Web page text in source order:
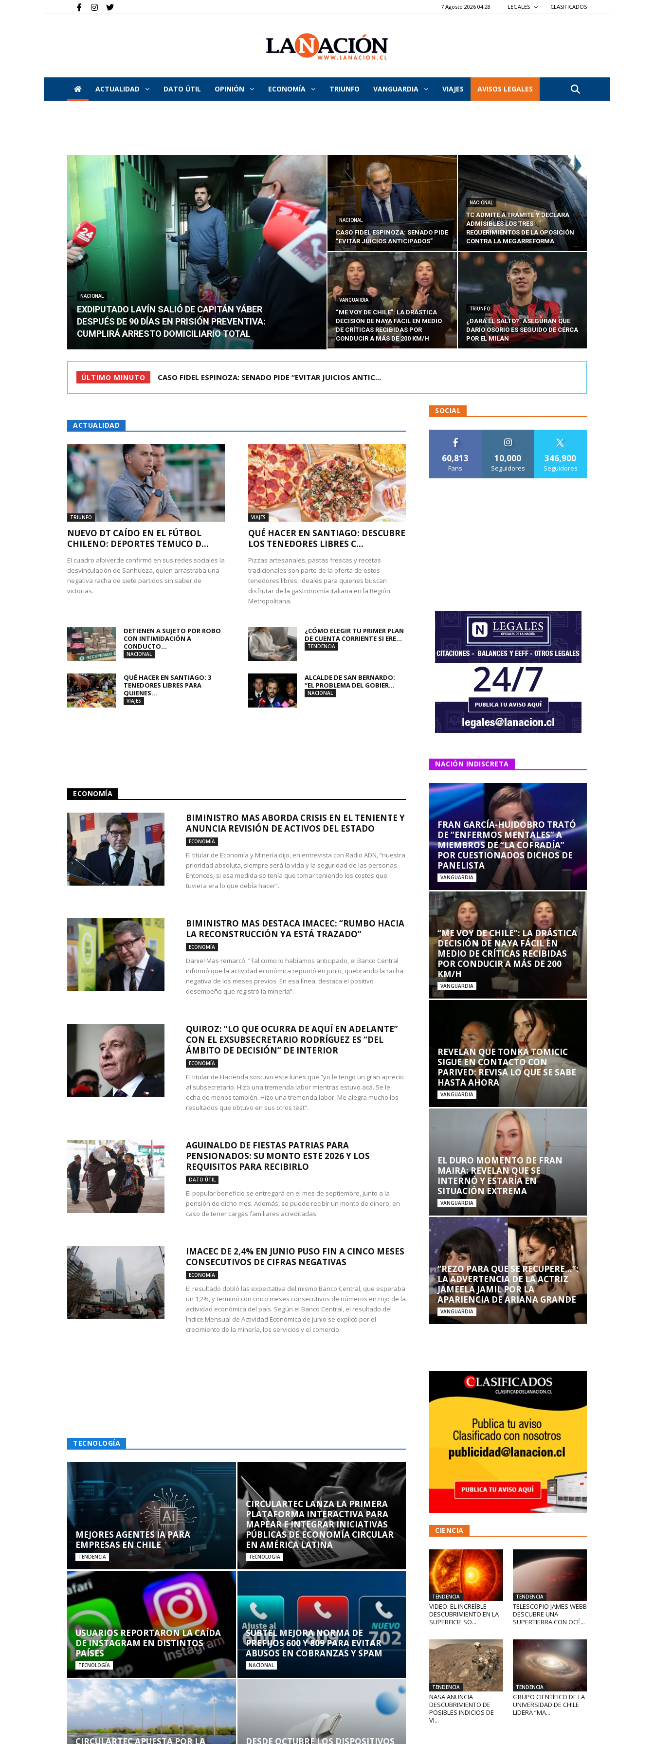
7 Agosto 2026 04:28 LEGALES CLASIFICADOS
La
Nación
ACTUALIDAD DATO ÚTIL OPINIÓN ECONOMÍA TRIUNFO VANGUARDIA VIAJES AVISOS LEGALES
NACIONAL
EXDIPUTADO LAVÍN SALIÓ DE CAPITÁN YÁBER
DESPUÉS DE 90 DÍAS EN PRISIÓN PREVENTIVA:
CUMPLIRÁ ARRESTO DOMICILIARIO TOTAL
NACIONAL
CASO FIDEL ESPINOZA: SENADO PIDE
“EVITAR JUICIOS ANTICIPADOS”
NACIONAL
TC ADMITE A TRÁMITE Y DECLARA
ADMISIBLES LOS TRES
REQUERIMIENTOS DE LA OPOSICIÓN
CONTRA LA MEGARREFORMA
VANGUARDIA
“ME VOY DE CHILE”: LA DRÁSTICA
DECISIÓN DE NAYA FÁCIL EN MEDIO
DE CRÍTICAS RECIBIDAS POR
CONDUCIR A MÁS DE 200 KM/H
TRIUNFO
¿DARÁ EL SALTO?: ASEGURAN QUE
DARÍO OSORIO ES SEGUIDO DE CERCA
POR EL MILAN
ÚLTIMO MINUTO TC ADMITE A TRÁMITE Y DECLARA ADMISIBLES LOS TRES REQU...
ACTUALIDAD
TRIUNFO
NUEVO DT CAÍDO EN EL FÚTBOL
CHILENO: DEPORTES TEMUCO D...
El cuadro albiverde confirmó en sus redes sociales la
desvinculación de Sanhueza, quien arrastraba una
negativa racha de siete partidos sin saber de
victorias.
VIAJES
QUÉ HACER EN SANTIAGO: DESCUBRE
LOS TENEDORES LIBRES C...
Pizzas artesanales, pastas frescas y recetas
tradicionales son parte de la oferta de estos
tenedores libres, ideales para quienes buscan
disfrutar de la gastronomía italiana en la Región
Metropolitana.
DETIENEN A SUJETO POR ROBO
CON INTIMIDACIÓN A
CONDUCTO...
NACIONAL
¿CÓMO ELEGIR TU PRIMER PLAN
DE CUENTA CORRIENTE SI ERE...
TENDENCIA
QUÉ HACER EN SANTIAGO: 3
TENEDORES LIBRES PARA
QUIENES...
VIAJES
ALCALDE DE SAN BERNARDO:
“EL PROBLEMA DEL GOBIER...
NACIONAL
ECONOMÍA
BIMINISTRO MAS ABORDA CRISIS EN EL TENIENTE Y
ANUNCIA REVISIÓN DE ACTIVOS DEL ESTADO
ECONOMÍA
El titular de Economía y Minería dijo, en entrevista con Radio ADN, “nuestra
prioridad absoluta, siempre será la vida y la seguridad de las personas.
Entonces, si esa medida se tenía que tomar teniendo los costos que
tuviera era lo que debía hacer”.
BIMINISTRO MAS DESTACA IMACEC: “RUMBO HACIA
LA RECONSTRUCCIÓN YA ESTÁ TRAZADO”
ECONOMÍA
Daniel Mas remarcó: “Tal como lo habíamos anticipado, el Banco Central
informó que la actividad económica repuntó en junio, quebrando la racha
negativa de los meses previos. En esa línea, destaca el positivo
desempeño que registró la minería”.
QUIROZ: “LO QUE OCURRA DE AQUÍ EN ADELANTE”
CON EL EXSUBSECRETARIO RODRÍGUEZ ES “DEL
ÁMBITO DE DECISIÓN” DE INTERIOR
ECONOMÍA
El titular de Hacienda sostuvo este lunes que “yo le tengo un gran aprecio
al subsecretario. Hizo una tremenda labor mientras estuvo acá. Se le
echa de menos también. Hizo una tremenda labor. Me alegra mucho los
resultados que obtuvo en sus otros test”.
AGUINALDO DE FIESTAS PATRIAS PARA
PENSIONADOS: SU MONTO ESTE 2026 Y LOS
REQUISITOS PARA RECIBIRLO
DATO ÚTIL
El popular beneficio se entregará en el mes de septiembre, junto a la
pensión de dicho mes. Además, se puede recibir un monto de dinero, en
caso de tener cargas familiares acreditadas.
IMACEC DE 2,4% EN JUNIO PUSO FIN A CINCO MESES
CONSECUTIVOS DE CIFRAS NEGATIVAS
ECONOMÍA
El resultado dobló las expectativa del mismo Banco Central, que esperaba
un 1,2%, y terminó con cinco meses consecutivos de números en rojo de la
actividad económica del país. Según el Banco Central, el resultado del
Índice Mensual de Actividad Económica de junio se explicó por el
crecimiento de la minería, los servicios y el comercio.
TECNOLOGÍA
MEJORES AGENTES IA PARA
EMPRESAS EN CHILE
TENDENCIA
CIRCULARTEC LANZA LA PRIMERA
PLATAFORMA INTERACTIVA PARA
MAPEAR E INTEGRAR INICIATIVAS
PÚBLICAS DE ECONOMÍA CIRCULAR
EN AMÉRICA LATINA
TECNOLOGÍA
USUARIOS REPORTARON LA CAÍDA
DE INSTAGRAM EN DISTINTOS
PAÍSES
TECNOLOGÍA
SUBTEL MEJORA NORMA DE
PREFIJOS 600 Y 809 PARA EVITAR
ABUSOS EN COBRANZAS Y SPAM
NACIONAL
CIRCULARTEC APUESTA POR LA DESDE OCTUBRE LOS DISPOSITIVOS
SOCIAL
60,813
Fans
10,000
Seguidores
346,900
Seguidores
NACIÓN INDISCRETA
FRAN GARCÍA-HUIDOBRO TRATÓ
DE “ENFERMOS MENTALES” A
MIEMBROS DE “LA COFRADÍA”
POR CUESTIONADOS DICHOS DE
PANELISTA
VANGUARDIA
“ME VOY DE CHILE”: LA DRÁSTICA
DECISIÓN DE NAYA FÁCIL EN
MEDIO DE CRÍTICAS RECIBIDAS
POR CONDUCIR A MÁS DE 200
KM/H
VANGUARDIA
REVELAN QUE TONKA TOMICIC
SIGUE EN CONTACTO CON
PARIVED: REVISA LO QUE SE SABE
HASTA AHORA
VANGUARDIA
EL DURO MOMENTO DE FRAN
MAIRA: REVELAN QUE SE
INTERNÓ Y ESTARÍA EN
SITUACIÓN EXTREMA
VANGUARDIA
“REZO PARA QUE SE RECUPERE…”:
LA ADVERTENCIA DE LA ACTRIZ
JAMEELA JAMIL POR LA
APARIENCIA DE ARIANA GRANDE
VANGUARDIA
CIENCIA
TENDENCIA
VIDEO: EL INCREÍBLE
DESCUBRIMIENTO EN LA
SUPERFICIE SO...
TENDENCIA
TELESCOPIO JAMES WEBB
DESCUBRE UNA
SUPERTIERRA CON OCÉ...
TENDENCIA
NASA ANUNCIA
DESCUBRIMIENTO DE
POSIBLES INDICIOS DE
VI...
TENDENCIA
GRUPO CIENTÍFICO DE LA
UNIVERSIDAD DE CHILE
LIDERA “MA...